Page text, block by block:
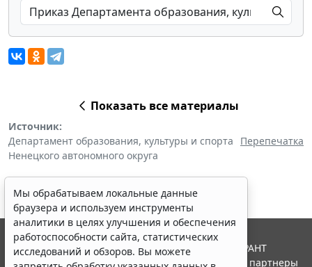
Показать все материалы
Источник:
Департамент образования, культуры и спорта
Ненецкого автономного округа
Перепечатка
Мы обрабатываем локальные данные
браузера и используем инструменты
аналитики в целях улучшения и обеспечения
работоспособности сайта, статистических
исследований и обзоров. Вы можете
© ООО "НПП "ГАРАНТ-СЕРВИС", 2026. Система ГАРАНТ
выпускается с 1990 года. Компания "Гарант" и ее партнеры